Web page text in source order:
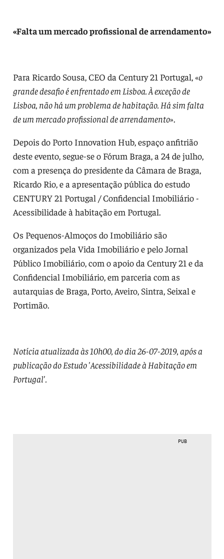
«Falta um mercado profissional de arrendamento»
Para Ricardo Sousa, CEO da Century 21 Portugal, «o
grande desafio é enfrentado em Lisboa. À exceção de
Lisboa, não há um problema de habitação. Há sim falta
de um mercado profissional de arrendamento».
Depois do Porto Innovation Hub, espaço anfitrião
deste evento, segue-se o Fórum Braga, a 24 de julho,
com a presença do presidente da Câmara de Braga,
Ricardo Rio, e a apresentação pública do estudo
CENTURY 21 Portugal / Confidencial Imobiliário -
Acessibilidade à habitação em Portugal.
Os Pequenos-Almoços do Imobiliário são
organizados pela Vida Imobiliário e pelo Jornal
Público Imobiliário, com o apoio da Century 21 e da
Confidencial Imobiliário, em parceria com as
autarquias de Braga, Porto, Aveiro, Sintra, Seixal e
Portimão.
Notícia atualizada às 10h00, do dia 26-07-2019, após a
publicação do Estudo 'Acessibilidade à Habitação em
Portugal'.
PUB